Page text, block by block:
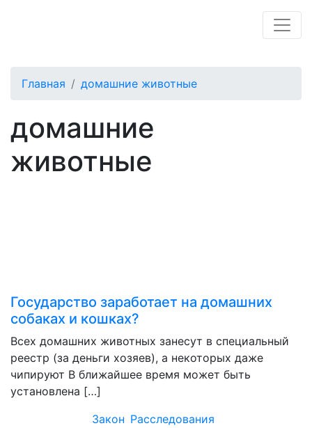
Главная домашние животные
домашние
животные
Государство заработает на домашних
собаках и кошках?
Всех домашних животных занесут в специальный
реестр (за деньги хозяев), а некоторых даже
чипируют В ближайшее время может быть
установлена […]
Закон Расследования